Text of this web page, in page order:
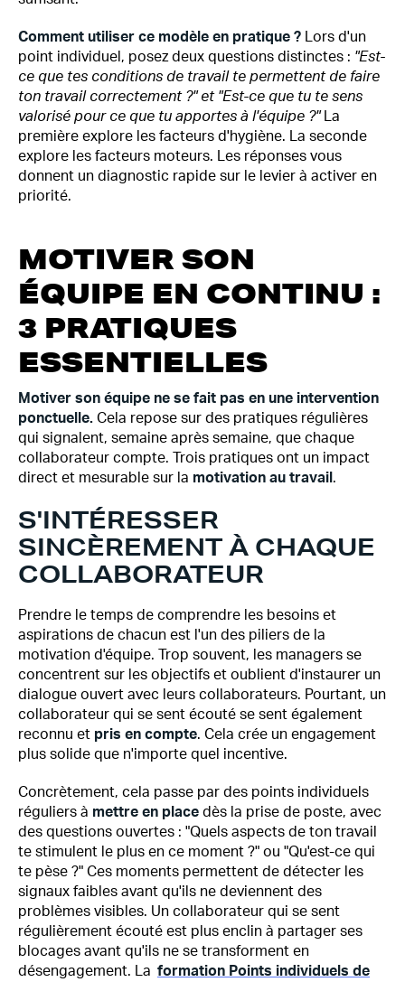
Comment utiliser ce modèle en pratique ? Lors d'un
point individuel, posez deux questions distinctes : "Est-
ce que tes conditions de travail te permettent de faire
ton travail correctement ?" et "Est-ce que tu te sens
valorisé pour ce que tu apportes à l'équipe ?"La
première explore les facteurs d'hygiène. La seconde
explore les facteurs moteurs. Les réponses vous
donnent un diagnostic rapide sur le levier à activer en
priorité.
MOTIVER SON
ÉQUIPE EN CONTINU :
3 PRATIQUES
ESSENTIELLES
Motiver son équipe ne se fait pas en une intervention
ponctuelle. Cela repose sur des pratiques régulières
qui signalent, semaine après semaine, que chaque
collaborateur compte. Trois pratiques ont un impact
direct et mesurable sur la motivation au travail .
S'INTÉRESSER
SINCÈREMENT À CHAQUE
COLLABORATEUR
Prendre le temps de comprendre les besoins et
aspirations de chacun est l'un des piliers de la
motivation d'équipe. Trop souvent, les managers se
concentrent sur les objectifs et oublient d'instaurer un
dialogue ouvert avec leurs collaborateurs. Pourtant, un
collaborateur qui se sent écouté se sent également
reconnu et pris en compte. Cela crée un engagement
plus solide que n'importe quel incentive.
Concrètement, cela passe par des points individuels
réguliers à mettre en place dès la prise de poste, avec
des questions ouvertes : "Quels aspects de ton travail
te stimulent le plus en ce moment ?" ou "Qu'est-ce qui
te pèse ?" Ces moments permettent de détecter les
signaux faibles avant qu'ils ne deviennent des
problèmes visibles. Un collaborateur qui se sent
régulièrement écouté est plus enclin à partager ses
blocages avant qu'ils ne se transforment en
désengagement.
La formation Points individuels de